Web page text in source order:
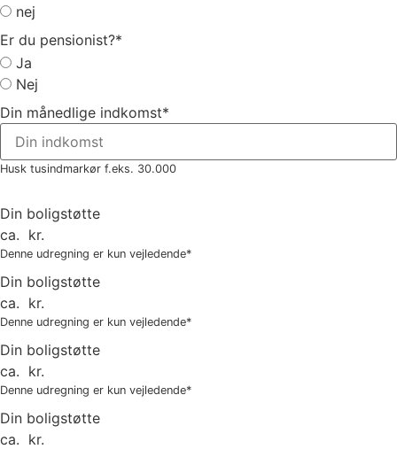
nej
Er du pensionist?*
Ja
Nej
Din månedlige indkomst*
Husk tusindmarkør f.eks. 30.000
Din boligstøtte
ca. kr.
Denne udregning er kun vejledende*
Din boligstøtte
ca. kr.
Denne udregning er kun vejledende*
Din boligstøtte
ca. kr.
Denne udregning er kun vejledende*
Din boligstøtte
ca. kr.